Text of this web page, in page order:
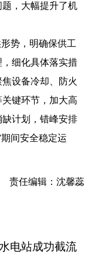
，大幅提升了机
势，明确保供工
细化具体落实措
设备冷却、防火
键环节，加大高
计划，错峰安排
间安全稳定运
任编辑：沈馨蕊
电站成功截流